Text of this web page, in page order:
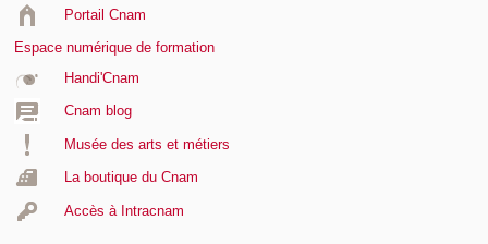
Portail Cnam
Espace numérique de formation
Handi'Cnam
Cnam blog
Musée des arts et métiers
La boutique du Cnam
Accès à Intracnam